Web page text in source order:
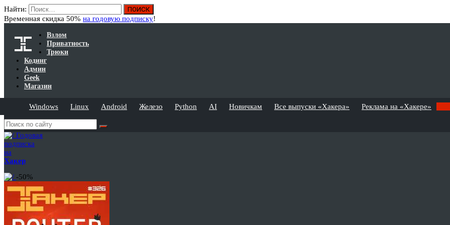
Найти:
Временная скидка 50% на годовую подписку!
Взлом
Приватность
Трюки
Кодинг
Админ
Geek
Магазин
Windows Linux Android Железо Python AI Новичкам Все выпуски «Хакера» Реклама на «Хакере»
Годовая
подписка
на
Хакер
-50%